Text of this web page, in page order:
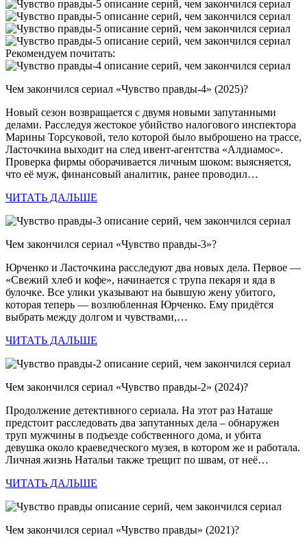
Рекомендуем почитать:
Чем закончился сериал «Чувство правды-4» (2025)?
Новый сезон возвращается с двумя новыми запутанными
делами. Расследуя жестокое убийство налогового инспектора
Марины Торсуковой, тело которой было выброшено на трассе,
Ласточкина выходит на след ивент-агентства «Алдиамос».
Проверка фирмы оборачивается личным шоком: выясняется,
что её муж, финансовый аналитик, ранее проводил…
ЧИТАТЬ ДАЛЬШЕ
Чем закончился сериал «Чувство правды-3»?
Юрченко и Ласточкина расследуют два новых дела. Первое —
«Свежий хлеб и кофе», начинается с трупа пекаря и яда в
булочке. Все улики указывают на бывшую жену убитого,
которая теперь — возлюбленная Юрченко. Ему придётся
выбрать между долгом и чувствами,…
ЧИТАТЬ ДАЛЬШЕ
Чем закончился сериал «Чувство правды-2» (2024)?
Продолжение детективного сериала. На этот раз Наташе
предстоит расследовать два запутанных дела – обнаружен
труп мужчины в подъезде собственного дома, и убита
девушка около краеведческого музея, в котором же и работала.
Личная жизнь Натальи также трещит по швам, от неё…
ЧИТАТЬ ДАЛЬШЕ
Чем закончился сериал «Чувство правды» (2021)?